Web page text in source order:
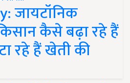
जायटॉनिक
कैसे बढ़ा रहे हैं
रहे हैं खेती की